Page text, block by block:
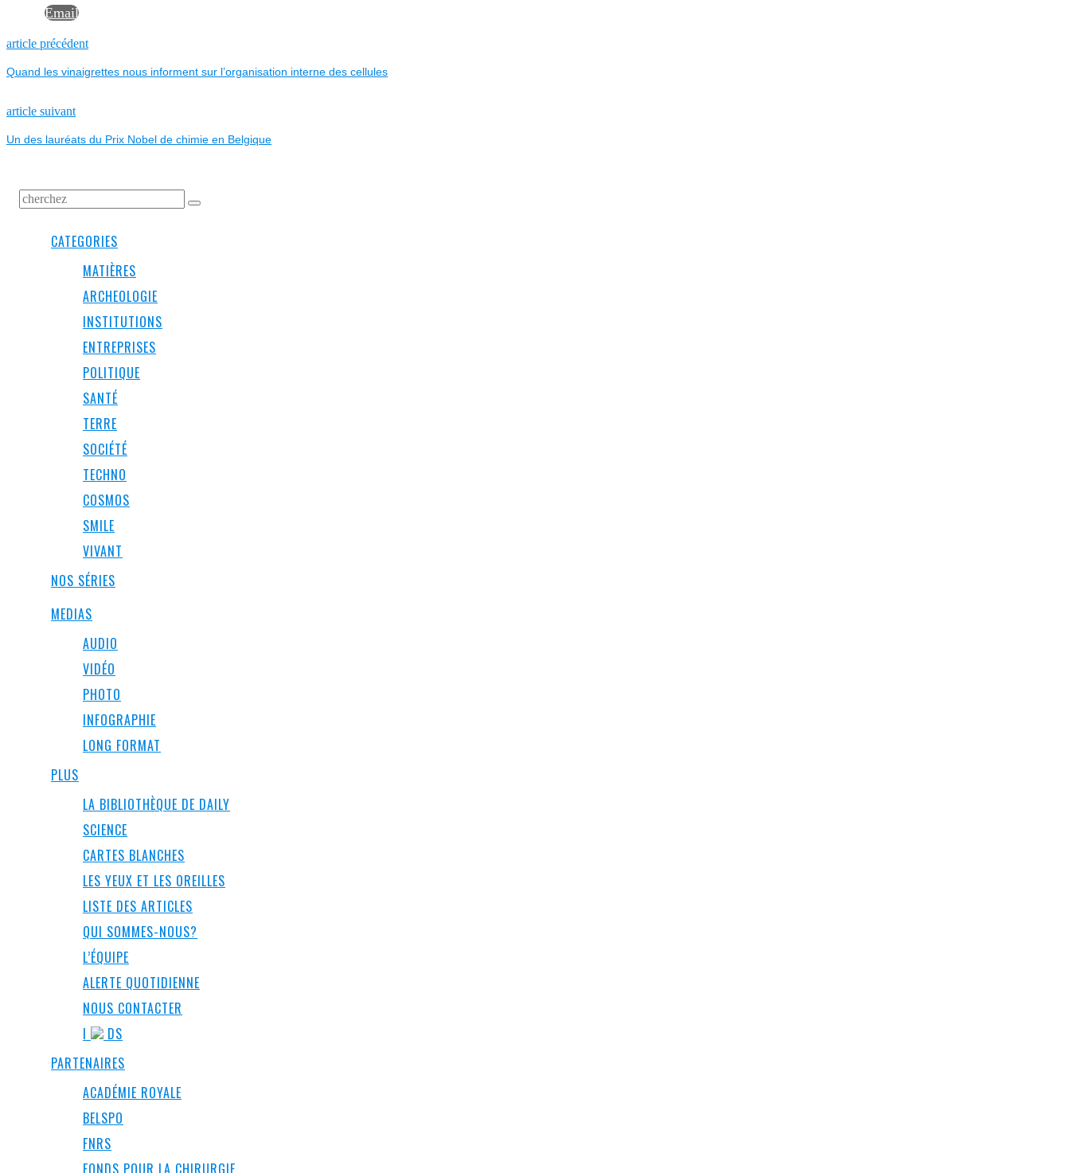
Email
NAVIGATION
DE
L’ARTICLE
article précédentPrevious
Quand les vinaigrettes nous informent sur l’organisation interne des cellules
article suivantNext
Un des lauréats du Prix Nobel de chimie en Belgique
CATEGORIES
MATIÈRES
ARCHEOLOGIE
INSTITUTIONS
ENTREPRISES
POLITIQUE
SANTÉ
TERRE
SOCIÉTÉ
TECHNO
COSMOS
SMILE
VIVANT
NOS SÉRIES
MEDIAS
AUDIO
VIDÉO
PHOTO
INFOGRAPHIE
LONG FORMAT
PLUS
LA BIBLIOTHÈQUE DE DAILY
SCIENCE
CARTES BLANCHES
LES YEUX ET LES OREILLES
LISTE DES ARTICLES
QUI SOMMES-NOUS?
L’ÉQUIPE
ALERTE QUOTIDIENNE
NOUS CONTACTER
I
DS
PARTENAIRES
ACADÉMIE ROYALE
BELSPO
FNRS
FONDS POUR LA CHIRURGIE